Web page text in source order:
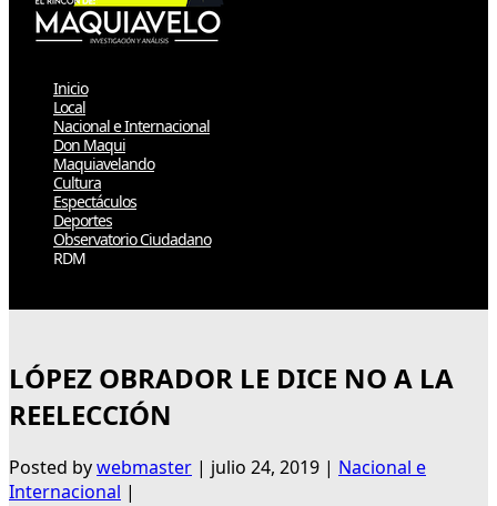
Inicio
Local
Nacional e Internacional
Don Maqui
Maquiavelando
Cultura
Espectáculos
Deportes
Observatorio Ciudadano
RDM
LÓPEZ OBRADOR LE DICE NO A LA
REELECCIÓN
Posted bywebmaster | julio 24, 2019 | Nacional e
Internacional |